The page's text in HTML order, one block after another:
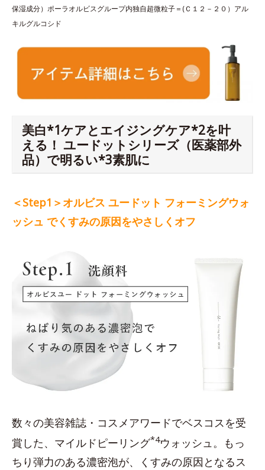
保湿成分）ポーラオルビスグループ内独自超微粒子＝(Ｃ１２－２０）アル
キルグルコシド
美白*1ケアとエイジングケア*2を叶
える！ ユードットシリーズ（医薬部外
品）で明るい*3素肌に
＜Step1＞オルビス ユードット フォーミングウォ
ッシュ でくすみの原因をやさしくオフ
数々の美容雑誌・コスメアワードでベスコスを受
賞した、マイルドピーリング*4ウォッシュ。もっ
ちり弾力のある濃密泡が、くすみの原因となるス